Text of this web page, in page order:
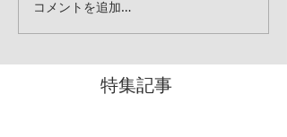
コメントを追加…
特集記事